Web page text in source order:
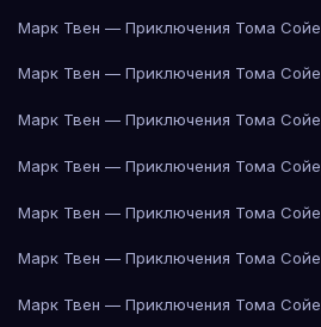
Марк Твен — Приключения Тома
Марк Твен — Приключения Тома
Марк Твен — Приключения Тома
Марк Твен — Приключения Тома
Марк Твен — Приключения Тома
Марк Твен — Приключения Тома
Марк Твен — Приключения Тома